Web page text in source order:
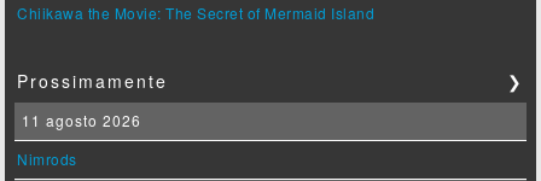
Chiikawa the Movie: The Secret of Mermaid Island
Prossimamente ❯
11 agosto 2026
Nimrods